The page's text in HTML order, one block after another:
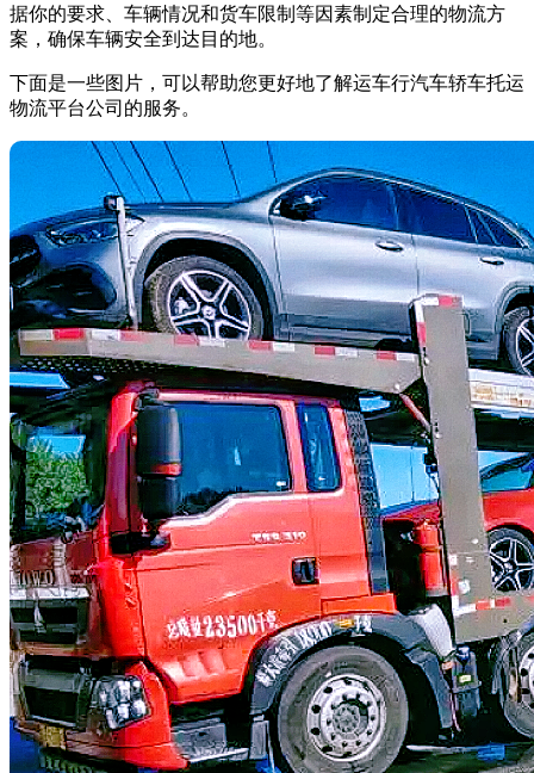
据你的要求、车辆情况和货车限制等因素制定合理的物流方
案，确保车辆安全到达目的地。
下面是一些图片，可以帮助您更好地了解运车行汽车轿车托运
物流平台公司的服务。